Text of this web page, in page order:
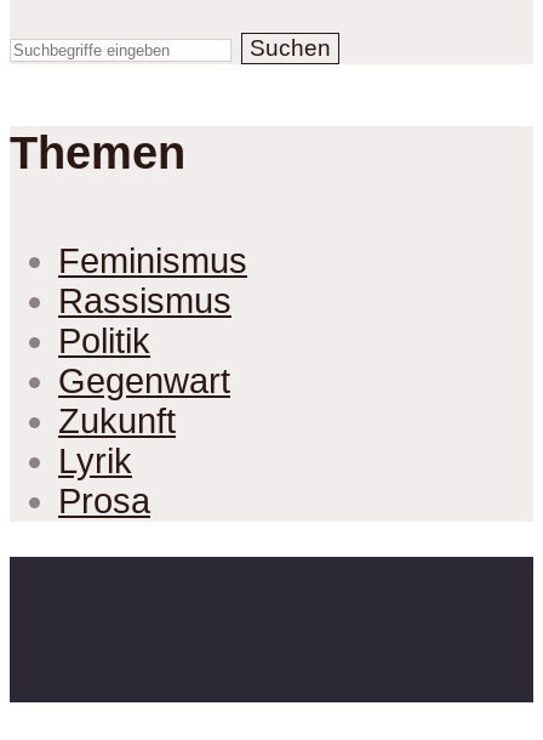
Suchen
Themen
Feminismus
Rassismus
Politik
Gegenwart
Zukunft
Lyrik
Prosa